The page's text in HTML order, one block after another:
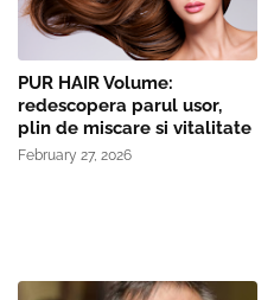
PUR HAIR Volume:
redescopera parul usor,
plin de miscare si vitalitate
February 27, 2026